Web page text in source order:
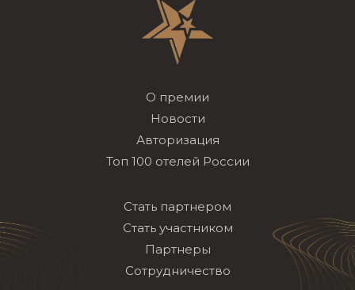
О премии
Новости
Авторизация
Топ 100 отелей России
Стать партнером
Стать участником
Партнеры
Сотрудничество